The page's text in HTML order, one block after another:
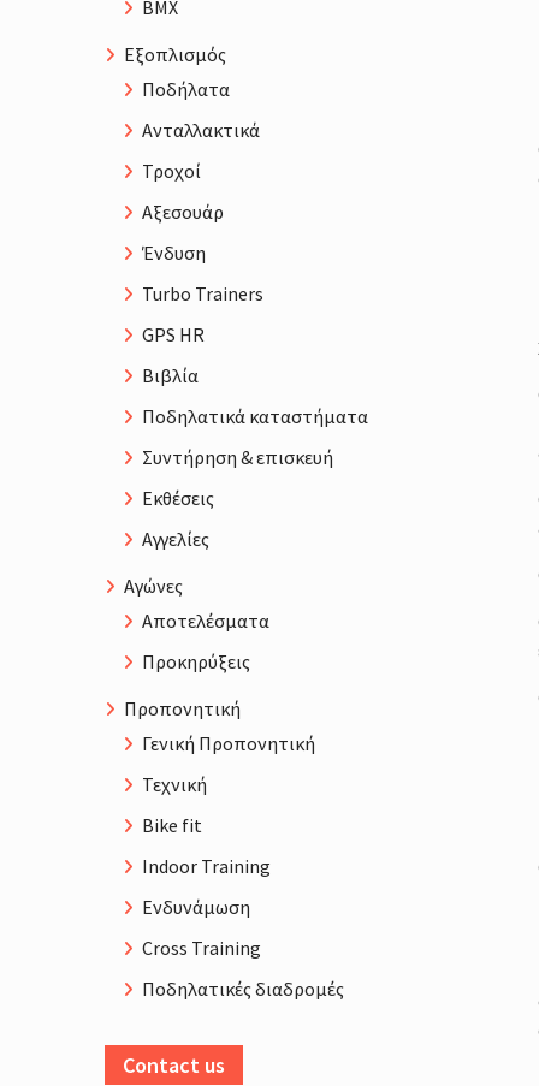
BMX
Εξοπλισμός
Ποδήλατα
Ανταλλακτικά
Τροχοί
Αξεσουάρ
Ένδυση
Turbo Trainers
GPS HR
Βιβλία
Ποδηλατικά καταστήματα
Συντήρηση & επισκευή
Εκθέσεις
Αγγελίες
Αγώνες
Αποτελέσματα
Προκηρύξεις
Προπονητική
Γενική Προπονητική
Τεχνική
Bike fit
Indoor Training
Ενδυνάμωση
Cross Training
Ποδηλατικές διαδρομές
Contact us